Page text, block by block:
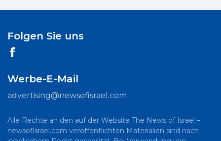
Folgen Sie uns
Werbe-E-Mail
advertising@newsofisrael.com
Alle Rechte an den auf der Website The News of Israel –
newsofisrael.com veröffentlichten Materialien sind nach